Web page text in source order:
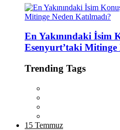
En Yakınındaki İsim
Esenyurt’taki Mitinge
Trending Tags
15 Temmuz